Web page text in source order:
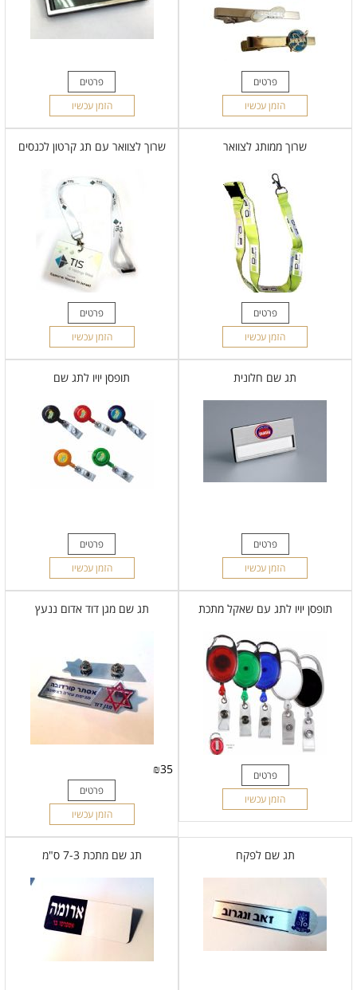
פרטים
הזמן עכשיו
פרטים
הזמן עכשיו
שרוך ממותג לצוואר
פרטים
הזמן עכשיו
שרוך לצוואר עם תג קרטון לכנסים
פרטים
הזמן עכשיו
תג שם חלונית
פרטים
הזמן עכשיו
תופסן יויו לתג שם
פרטים
הזמן עכשיו
תופסן יויו לתג עם שאקל מתכת
פרטים
הזמן עכשיו
תג שם מגן דוד אדום ננעץ
₪35
פרטים
הזמן עכשיו
תג שם לפקח תג שם מתכת 7-3 ס"מ